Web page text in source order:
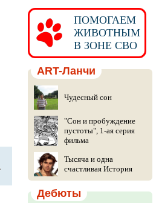
ПОМОГАЕМ
ЖИВОТНЫМ
В ЗОНЕ СВО
ART-Ланчи
Чудесный сон
"Сон и пробуждение
пустоты", 1-ая серия
фильма
Тысяча и одна
счастливая История
Дебюты